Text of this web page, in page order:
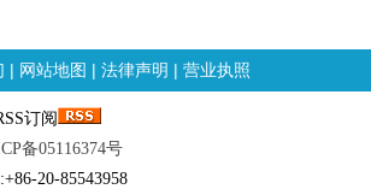
| 网站地图 | 法律声明 | 营业执照
订阅
备05116374号
20-85543958